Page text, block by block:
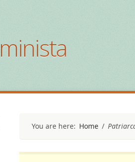
You are here: Home /